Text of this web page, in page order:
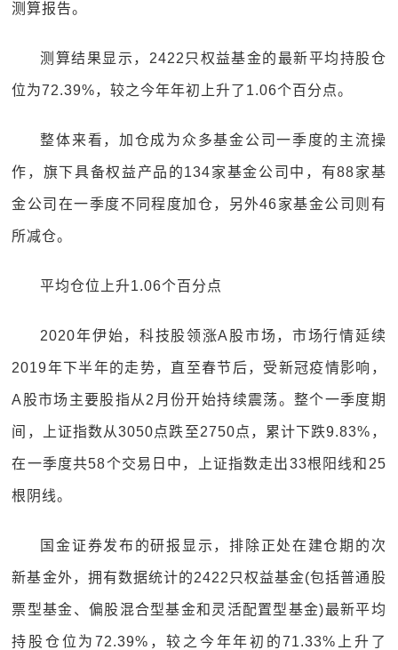
测算报告。
测算结果显示，2422只权益基金的最新平均持股仓
位为72.39%，较之今年年初上升了1.06个百分点。
整体来看，加仓成为众多基金公司一季度的主流操
作，旗下具备权益产品的134家基金公司中，有88家基
金公司在一季度不同程度加仓，另外46家基金公司则有
所减仓。
平均仓位上升1.06个百分点
2020年伊始，科技股领涨A股市场，市场行情延续
2019年下半年的走势，直至春节后，受新冠疫情影响，
A股市场主要股指从2月份开始持续震荡。整个一季度期
间，上证指数从3050点跌至2750点，累计下跌9.83%，
在一季度共58个交易日中，上证指数走出33根阳线和25
根阴线。
国金证券发布的研报显示，排除正处在建仓期的次
新基金外，拥有数据统计的2422只权益基金(包括普通股
票型基金、偏股混合型基金和灵活配置型基金)最新平均
持股仓位为72.39%，较之今年年初的71.33%上升了